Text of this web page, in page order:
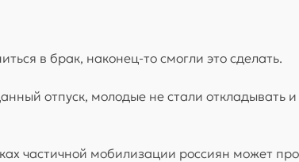
в брак, наконец-то смогли это сделать.
отпуск, молодые не стали откладывать
частичной мобилизации россиян может